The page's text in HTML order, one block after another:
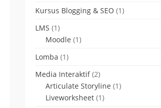
Kursus Blogging & SEO (1)
LMS (1)
Moodle (1)
Lomba (1)
Media Interaktif(2)
Articulate Storyline (1)
Liveworksheet (1)